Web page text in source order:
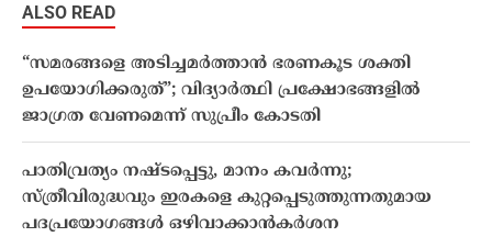
ALSO READ
“സമരങ്ങളെ അടിച്ചമർത്താൻ ഭരണകൂട ശക്തി
ഉപയോഗിക്കരുത്”; വിദ്യാർത്ഥി പ്രക്ഷോഭങ്ങളിൽ
ജാഗ്രത വേണമെന്ന് സുപ്രീം കോടതി
പാതിവ്രത്യം നഷ്‌ടപ്പെട്ടു, മാനം കവർന്നു;
സ്ത്രീവിരുദ്ധവും ഇരകളെ കുറ്റപ്പെടുത്തുന്നതുമായ
പദപ്രയോഗങ്ങൾ ഒഴിവാക്കാൻകർശന